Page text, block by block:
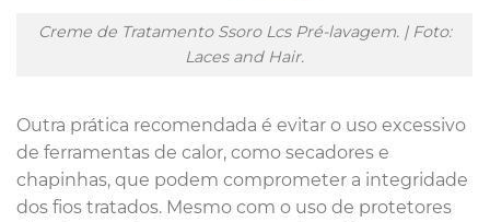
Creme de Tratamento Ssoro Lcs Pré-lavagem. | Foto:
Laces and Hair.
Outra prática recomendada é evitar o uso excessivo
de ferramentas de calor, como secadores e
chapinhas, que podem comprometer a integridade
dos fios tratados. Mesmo com o uso de protetores